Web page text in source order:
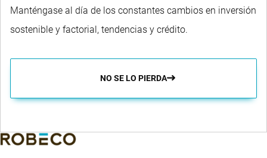
Manténgase al día de los constantes cambios en inversión
sostenible y factorial, tendencias y crédito.
NO SE LO PIERDA